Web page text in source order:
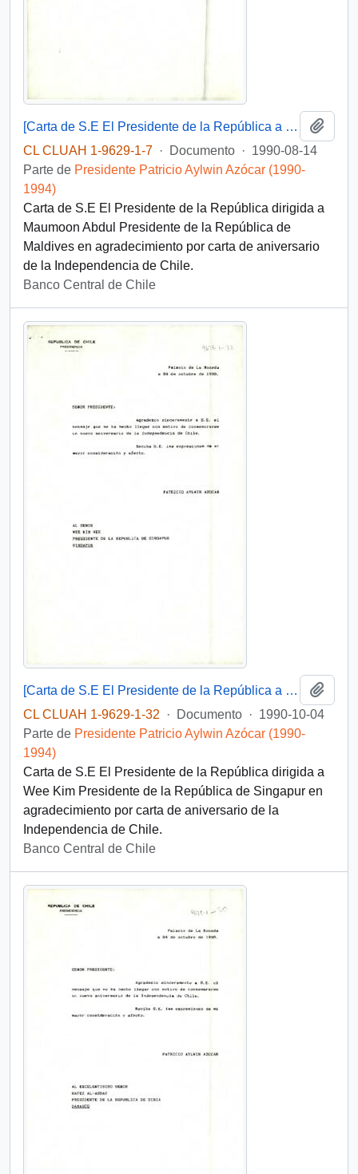
[Carta de S.E El Presidente de la República a Presidente de la República de Maldives ]
CL CLUAH 1-9629-1-7 · Documento · 1990-08-14
Parte de Presidente Patricio Aylwin Azócar (1990-
1994)
Carta de S.E El Presidente de la República dirigida a
Maumoon Abdul Presidente de la República de
Maldives en agradecimiento por carta de aniversario
de la Independencia de Chile.
Banco Central de Chile
[Carta de S.E El Presidente de la República a Presidente de la República de Singapur]
CL CLUAH 1-9629-1-32
· Documento · 1990-10-04
Parte de Presidente Patricio Aylwin Azócar (1990-
1994)
Carta de S.E El Presidente de la República dirigida a
Wee Kim Presidente de la República de Singapur en
agradecimiento por carta de aniversario de la
Independencia de Chile.
Banco Central de Chile